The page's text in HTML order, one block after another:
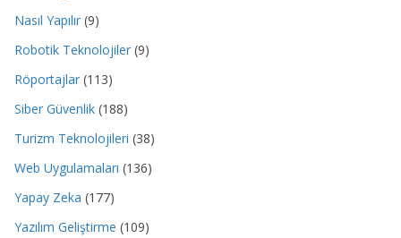
Nasıl Yapılır (9)
Robotik Teknolojiler (9)
Röportajlar (113)
Siber Güvenlik (188)
Turizm Teknolojileri (38)
Web Uygulamaları (136)
Yapay Zeka (177)
Yazılım Geliştirme (109)